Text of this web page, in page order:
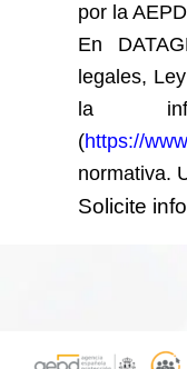
por la
En
legales,
la
(https://
normativa.
Solicite